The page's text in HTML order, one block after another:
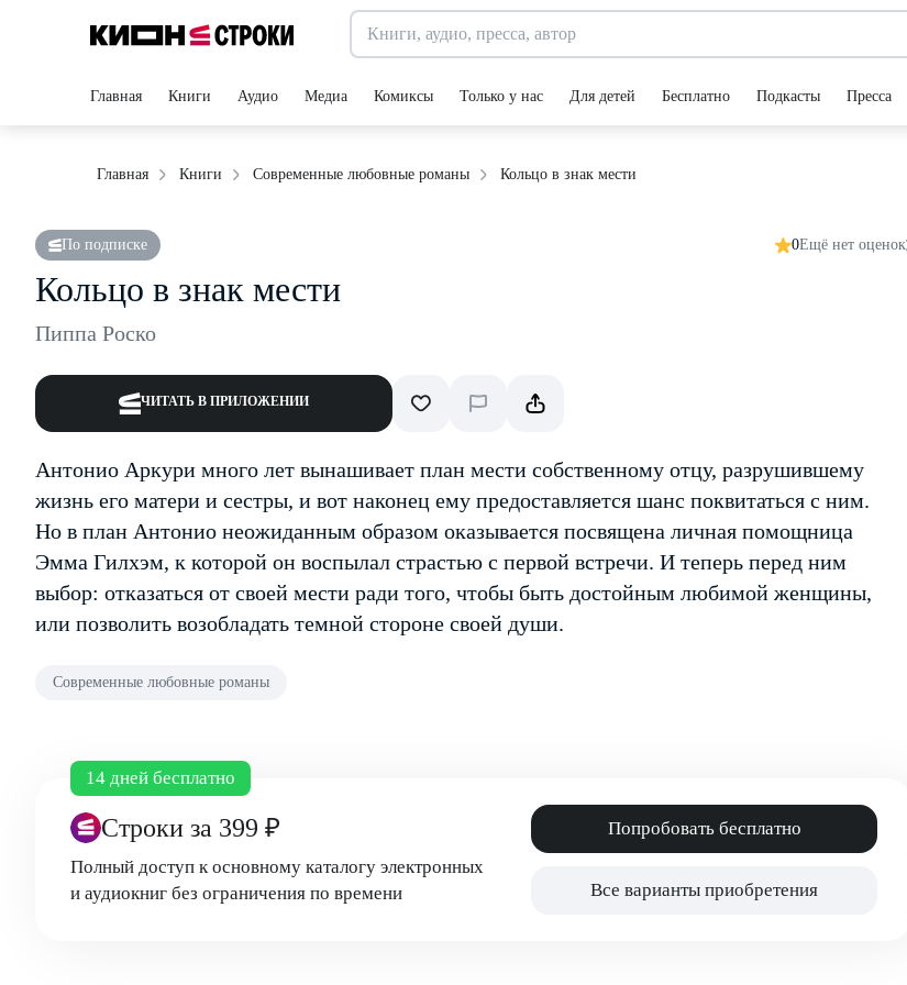
Главная Книги Аудио Медиа Комиксы Только у нас Для детей Бесплатно Подкасты Пресса
Главная Книги Современные любовные романы Кольцо в знак мести
По подписке 0Ещё нет оценок
Кольцо в знак мести
Пиппа Роско
ЧИТАТЬ В ПРИЛОЖЕНИИ
Антонио Аркури много лет вынашивает план мести собственному отцу, разрушившему
жизнь его матери и сестры, и вот наконец ему предоставляется шанс поквитаться с ним.
Но в план Антонио неожиданным образом оказывается посвящена личная помощница
Эмма Гилхэм, к которой он воспылал страстью с первой встречи. И теперь перед ним
выбор: отказаться от своей мести ради того, чтобы быть достойным любимой женщины,
или позволить возобладать темной стороне своей души.
Современные любовные романы
14 дней бесплатно
Строки за 399 ₽
Полный доступ к основному каталогу электронных
и аудиокниг без ограничения по времени
Попробовать бесплатно
Все варианты приобретения